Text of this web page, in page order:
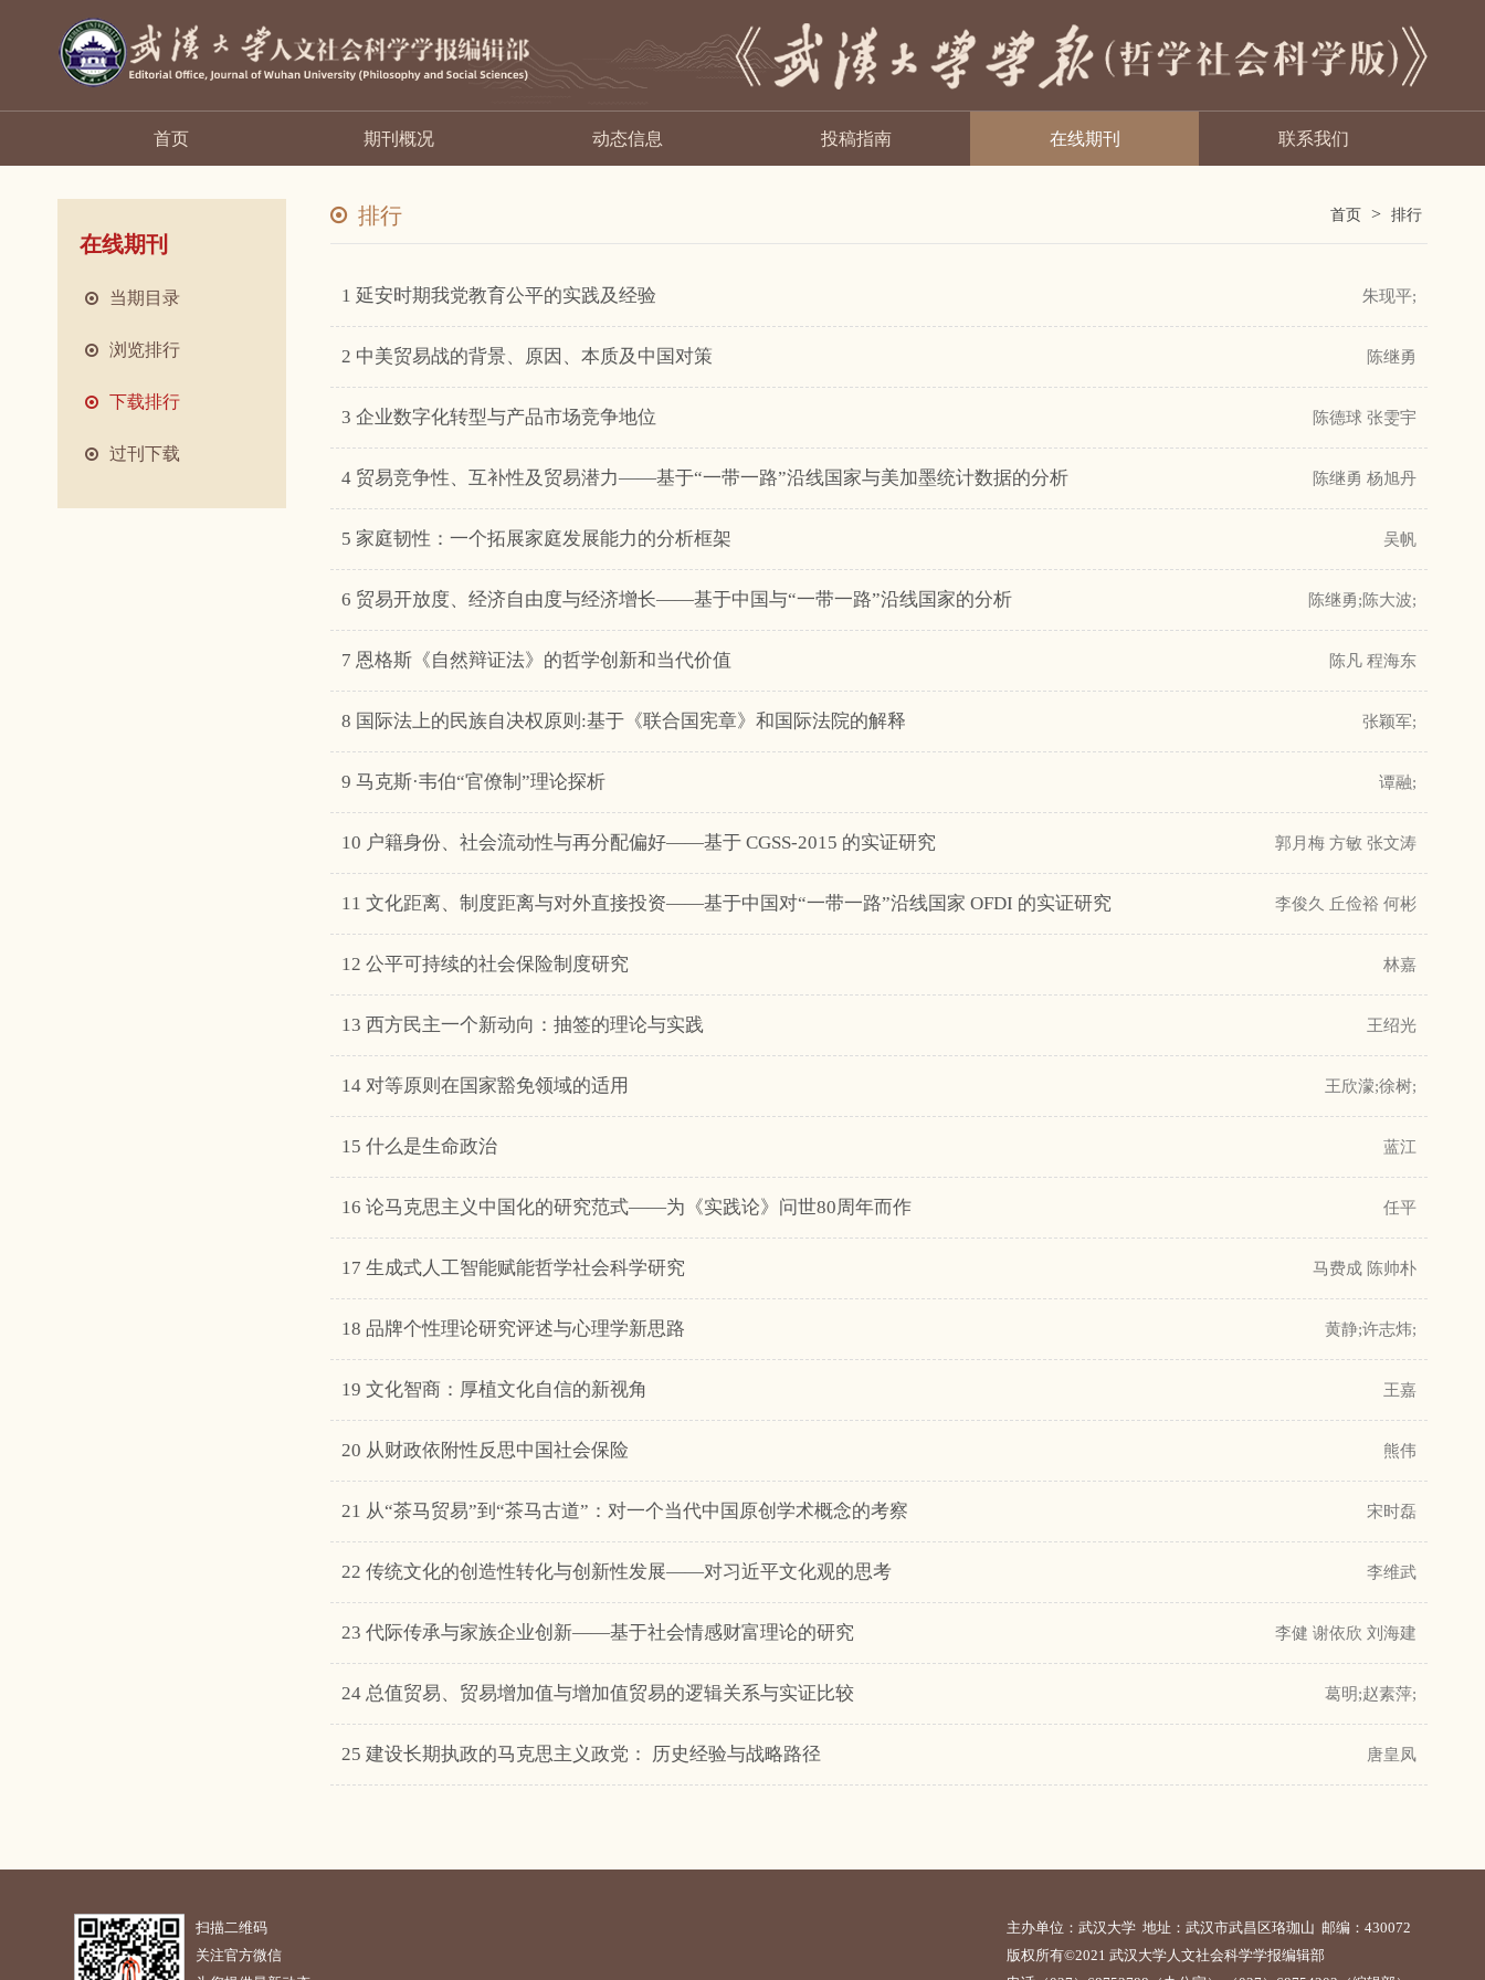
首页 期刊概况 动态信息 投稿指南 在线期刊 联系我们
在线期刊
当期目录
浏览排行
下载排行
过刊下载
排行 首页 > 排行
1 延安时期我党教育公平的实践及经验 朱现平;
2 中美贸易战的背景、原因、本质及中国对策 陈继勇
3 企业数字化转型与产品市场竞争地位 陈德球 张雯宇
4 贸易竞争性、互补性及贸易潜力——基于“一带一路”沿线国家与美加墨统计数据的分析 陈继勇 杨旭丹
5 家庭韧性：一个拓展家庭发展能力的分析框架 吴帆
6 贸易开放度、经济自由度与经济增长——基于中国与“一带一路”沿线国家的分析 陈继勇;陈大波;
7 恩格斯《自然辩证法》的哲学创新和当代价值 陈凡 程海东
8 国际法上的民族自决权原则:基于《联合国宪章》和国际法院的解释 张颖军;
9 马克斯·韦伯“官僚制”理论探析 谭融;
10 户籍身份、社会流动性与再分配偏好——基于 CGSS-2015 的实证研究 郭月梅 方敏 张文涛
11 文化距离、制度距离与对外直接投资——基于中国对“一带一路”沿线国家 OFDI 的实证研究 李俊久 丘俭裕 何彬
12 公平可持续的社会保险制度研究 林嘉
13 西方民主一个新动向：抽签的理论与实践 王绍光
14 对等原则在国家豁免领域的适用 王欣濛;徐树;
15 什么是生命政治 蓝江
16 论马克思主义中国化的研究范式——为《实践论》问世80周年而作 任平
17 生成式人工智能赋能哲学社会科学研究 马费成 陈帅朴
18 品牌个性理论研究评述与心理学新思路 黄静;许志炜;
19 文化智商：厚植文化自信的新视角 王嘉
20 从财政依附性反思中国社会保险 熊伟
21 从“茶马贸易”到“茶马古道”：对一个当代中国原创学术概念的考察 宋时磊
22 传统文化的创造性转化与创新性发展——对习近平文化观的思考 李维武
23 代际传承与家族企业创新——基于社会情感财富理论的研究 李健 谢依欣 刘海建
24 总值贸易、贸易增加值与增加值贸易的逻辑关系与实证比较 葛明;赵素萍;
25 建设长期执政的马克思主义政党： 历史经验与战略路径 唐皇凤
扫描二维码
关注官方微信
主办单位：武汉大学 地址：武汉市武昌区珞珈山 邮编：430072
版权所有©2021 武汉大学人文社会科学学报编辑部